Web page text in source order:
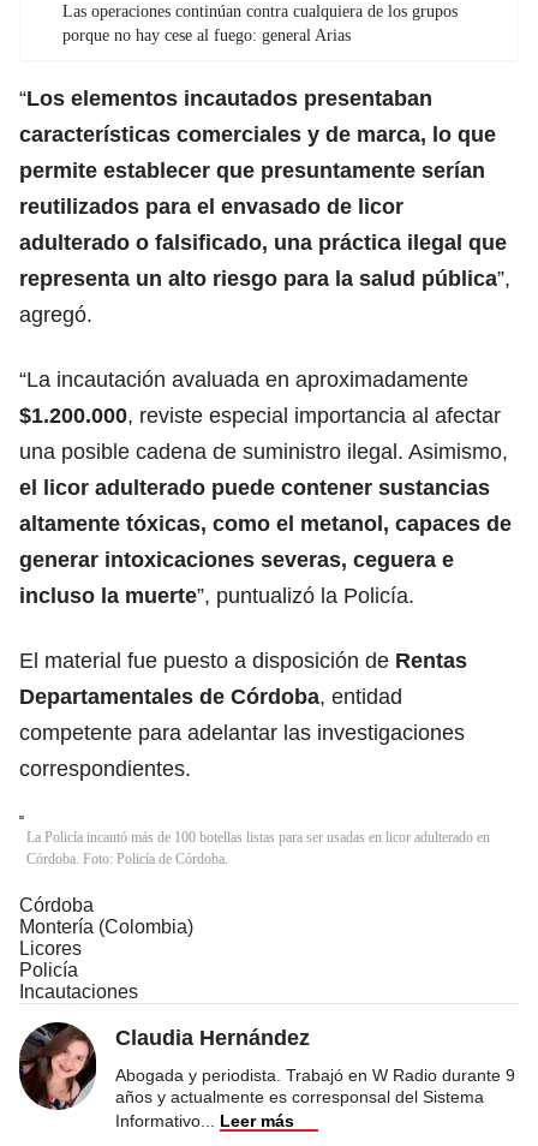
Las operaciones continúan contra cualquiera de los grupos
porque no hay cese al fuego: general Arias
“Los elementos incautados presentaban
características comerciales y de marca, lo que
permite establecer que presuntamente serían
reutilizados para el envasado de licor
adulterado o falsificado, una práctica ilegal que
representa un alto riesgo para la salud pública”,
agregó.
“La incautación avaluada en aproximadamente
$1.200.000, reviste especial importancia al afectar
una posible cadena de suministro ilegal. Asimismo,
el licor adulterado puede contener sustancias
altamente tóxicas, como el metanol, capaces de
generar intoxicaciones severas, ceguera e
incluso la muerte”, puntualizó la Policía.
El material fue puesto a disposición de Rentas
Departamentales de Córdoba, entidad
competente para adelantar las investigaciones
correspondientes.
La Policía incautó más de 100 botellas listas para ser usadas en licor adulterado en
Córdoba. Foto: Policía de Córdoba.
Córdoba
Montería (Colombia)
Licores
Policía
Incautaciones
Claudia Hernández
Abogada y periodista. Trabajó en W Radio durante 9
años y actualmente es corresponsal del Sistema
Informativo
Leer más